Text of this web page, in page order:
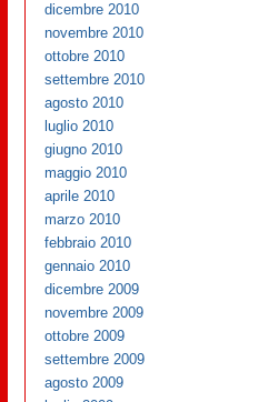
dicembre 2010
novembre 2010
ottobre 2010
settembre 2010
agosto 2010
luglio 2010
giugno 2010
maggio 2010
aprile 2010
marzo 2010
febbraio 2010
gennaio 2010
dicembre 2009
novembre 2009
ottobre 2009
settembre 2009
agosto 2009